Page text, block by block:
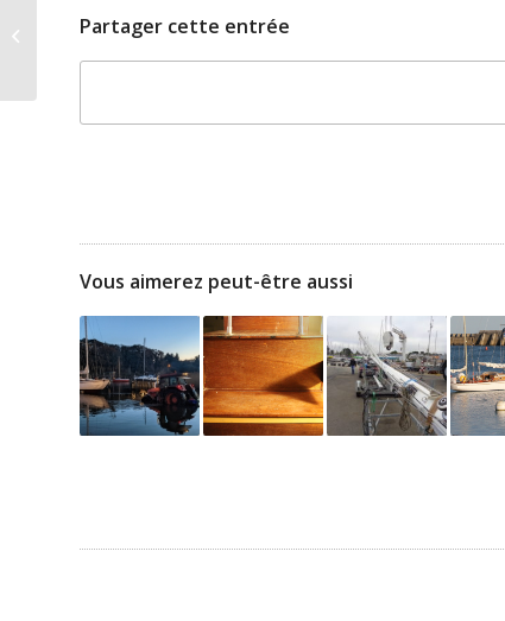
Partager cette entrée
Vous aimerez peut-être aussi
Voile Magazine.